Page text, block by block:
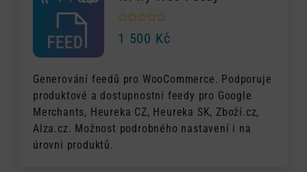
1 500 Kč
Generování feedů pro WooCommerce. Podporuje
produktové a dostupnostní feedy pro Google
Merchants, Heureka CZ, Heureka SK, Zboží.cz,
Alza.cz. Možnost podrobného nastavení i na
úrovni produktů.